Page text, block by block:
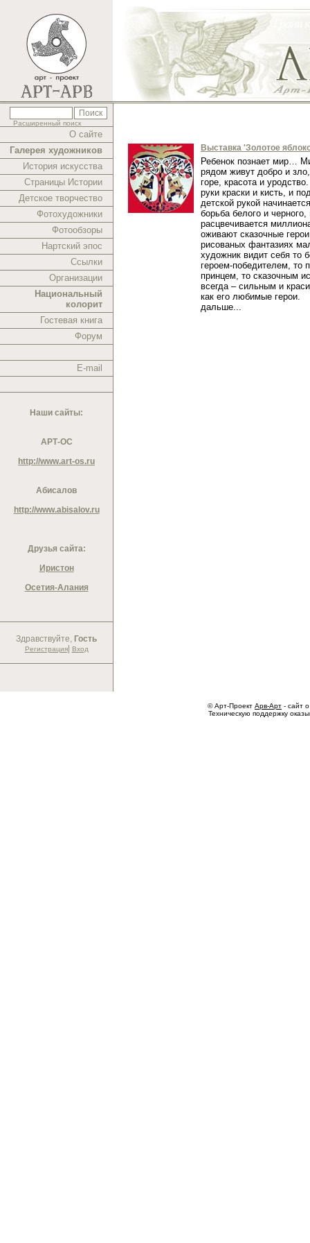
Расширенный поиск
О сайте
Галерея художников
История искусства
Страницы Истории
Детское творчество
Фотохудожники
Фотообзоры
Нартский эпос
Ссылки
Организации
Национальный
колорит
Гостевая книга
Форум
E-mail
Наши сайты:
АРТ-ОС
http://www.art-os.ru
Абисалов
http://www.abisalov.ru
Друзья сайта:
Иристон
Осетия-Алания
Здравствуйте, Гость
Регистрация| Вход
Выставка 'Золотое
Ребенок познает мир…
рядом живут добро и
горе, красота и
руки краски и кисть, и
детской рукой
борьба белого и черного,
расцвечивается
оживают сказочные
рисованых фантазиях
художник видит себя то
героем-победителем, то
принцем, то сказочным
всегда – сильным и
как его любимые герои.
дальше...
© Арт-Проект Арв-Арт - сайт
Техническую поддержку